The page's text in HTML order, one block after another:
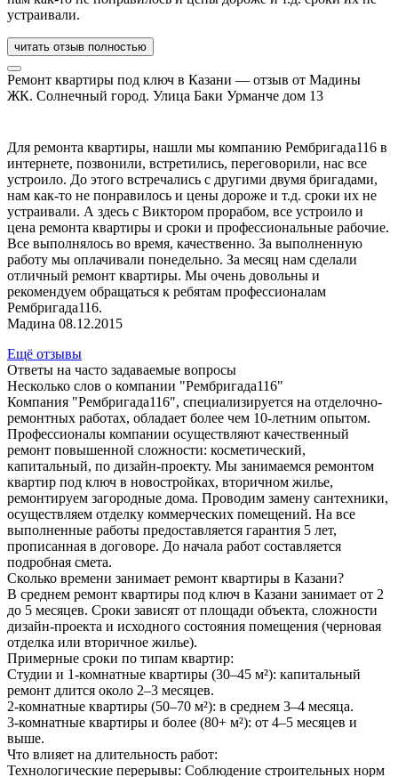
устраивали.
читать отзыв полностью
Ремонт квартиры под ключ в Казани — отзыв от Мадины
ЖК. Солнечный город. Улица Баки Урманче дом 13
Для ремонта квартиры, нашли мы компанию Рембригада116 в
интернете, позвонили, встретились, переговорили, нас все
устроило. До этого встречались с другими двумя бригадами,
нам как-то не понравилось и цены дороже и т.д. сроки их не
устраивали. А здесь с Виктором прорабом, все устроило и
цена ремонта квартиры и сроки и профессиональные рабочие.
Все выполнялось во время, качественно. За выполненную
работу мы оплачивали понедельно. За месяц нам сделали
отличный ремонт квартиры. Мы очень довольны и
рекомендуем обращаться к ребятам профессионалам
Рембригада116.
Мадина 08.12.2015
Ещё отзывы
Ответы на часто задаваемые вопросы
Несколько слов о компании "Рембригада116"
Компания "Рембригада116", специализируется на отделочно-
ремонтных работах, обладает более чем 10-летним опытом.
Профессионалы компании осуществляют качественный
ремонт повышенной сложности: косметический,
капитальный, по дизайн-проекту. Мы занимаемся ремонтом
квартир под ключ в новостройках, вторичном жилье,
ремонтируем загородные дома. Проводим замену сантехники,
осуществляем отделку коммерческих помещений. На все
выполненные работы предоставляется гарантия 5 лет,
прописанная в договоре. До начала работ составляется
подробная смета.
Сколько времени занимает ремонт квартиры в Казани?
В среднем ремонт квартиры под ключ в Казани занимает от 2
до 5 месяцев. Сроки зависят от площади объекта, сложности
дизайн-проекта и исходного состояния помещения (черновая
отделка или вторичное жилье).
Примерные сроки по типам квартир:
Студии и 1-комнатные квартиры (30–45 м²): капитальный
ремонт длится около 2–3 месяцев.
2-комнатные квартиры (50–70 м²): в среднем 3–4 месяца.
3-комнатные квартиры и более (80+ м²): от 4–5 месяцев и
выше.
Что влияет на длительность работ:
Технологические перерывы: Соблюдение строительных норм